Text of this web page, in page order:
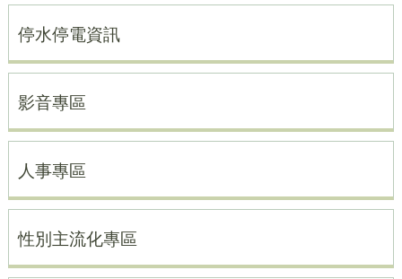
停水停電資訊
影音專區
人事專區
性別主流化專區